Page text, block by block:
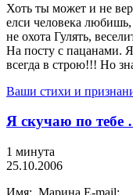
Хоть ты может и не
елси человека
не охота Гулять,
На посту с пацанами.
всегда в строю!!! Но
Ваши стихи и
Я скучаю по тебе
1 минута
25.10.2006